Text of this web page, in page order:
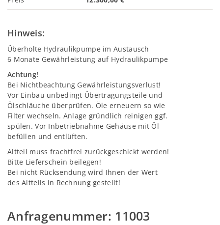
Hinweis:
Überholte Hydraulikpumpe im Austausch
6 Monate Gewährleistung auf Hydraulikpumpe
Achtung!
Bei Nichtbeachtung Gewährleistungsverlust!
Vor Einbau unbedingt Übertragungsteile und
Ölschläuche überprüfen. Öle erneuern so wie
Filter wechseln. Anlage gründlich reinigen ggf.
spülen. Vor Inbetriebnahme Gehäuse mit Öl
befüllen und entlüften.
Altteil muss frachtfrei zurückgeschickt werden!
Bitte Lieferschein beilegen!
Bei nicht Rücksendung wird Ihnen der Wert
des Altteils in Rechnung gestellt!
Anfragenummer: 11003